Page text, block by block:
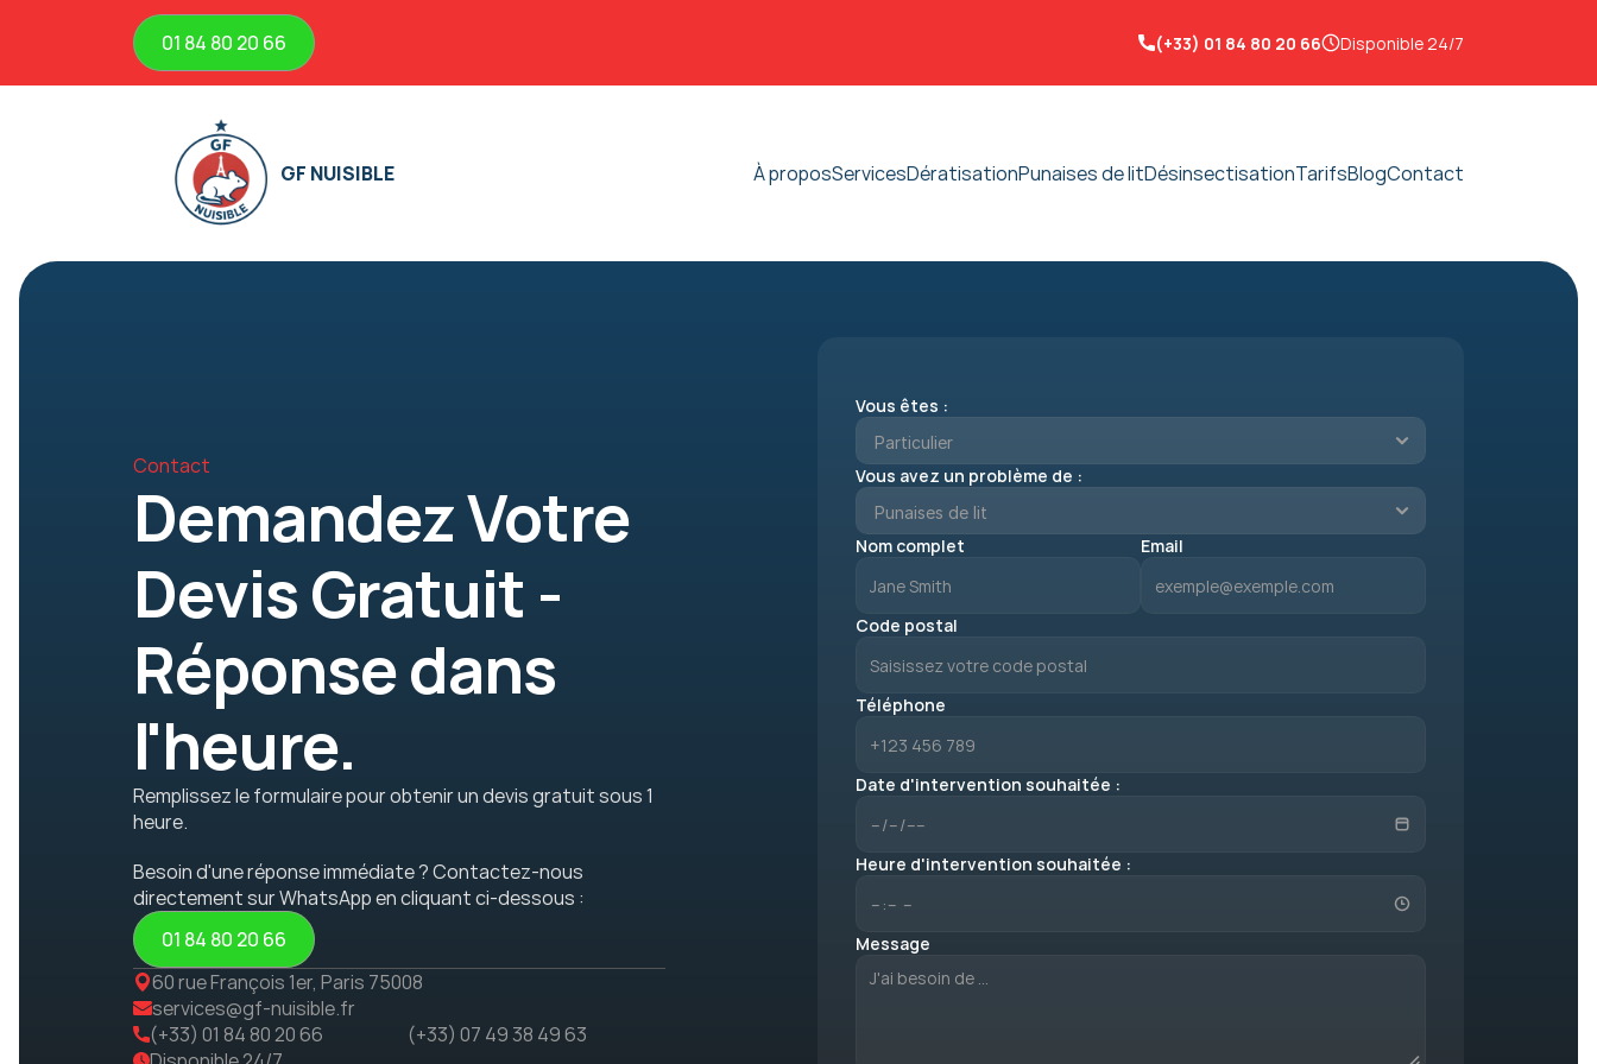
01 84 80 20 66 (+33) 01 84 80 20 66 Disponible 24/7
GF NUISIBLE À proposServicesDératisationPunaises de litDésinsectisationTarifsBlogContact
Contact
Demandez Votre
Devis Gratuit -
Réponse dans
l'heure.
Remplissez le formulaire pour obtenir un devis gratuit sous 1
heure.
Besoin d'une réponse immédiate ? Contactez-nous
directement sur WhatsApp en cliquant ci-dessous :
01 84 80 20 66
60 rue François 1er, Paris 75008
services@gf-nuisible.fr
(+33) 01 84 80 20 66
(+33) 07 49 38 49 63
Vous êtes :
Vous avez un problème de :
Nom complet Email
Code postal
Téléphone
Date d'intervention souhaitée :
Heure d'intervention souhaitée :
Message